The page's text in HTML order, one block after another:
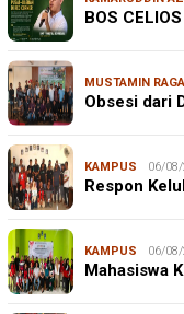
BOS
MUSTAMIN RAGA
Obsesi dari
KAMPUS 06/
Respon
KAMPUS 06/
Mahasiswa